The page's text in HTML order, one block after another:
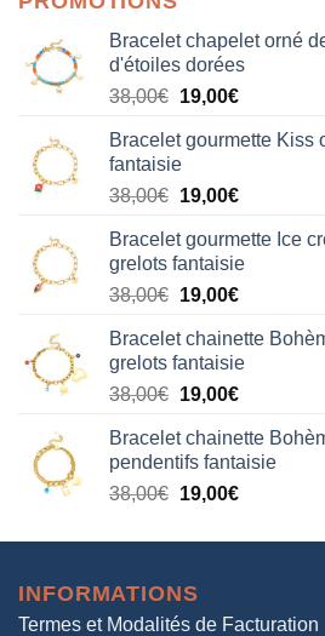
Bracelet chapelet orné
d'étoiles dorées
38,00€ Le
initial
était :
38,00€.
19,00€Le
actuel
19,00€.
Bracelet gourmette Kiss
fantaisie
38,00€ Le
initial
était :
38,00€.
19,00€Le
actuel
est :
19,00€.
Bracelet gourmette Ice
grelots fantaisie
38,00€ Le
initial
était :
38,00€.
19,00€Le
actuel
est :
19,00€.
Bracelet chainette
grelots fantaisie
38,00€ Le
initial
était :
38,00€.
19,00€Le
actuel
est :
19,00€.
Bracelet chainette
pendentifs fantaisie
38,00€ Le
initial
38,00€.
19,00€Le
actuel
INFORMATIONS
Termes et Modalités de Facturation